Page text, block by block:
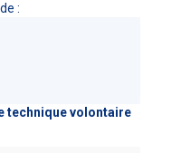
:
technique volontaire